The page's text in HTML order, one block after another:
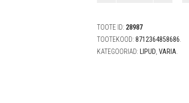
quantity
TOOTE ID: 28987
TOOTEKOOD: 8712364858686
KATEGOORIAD:
LIPUD VARIA